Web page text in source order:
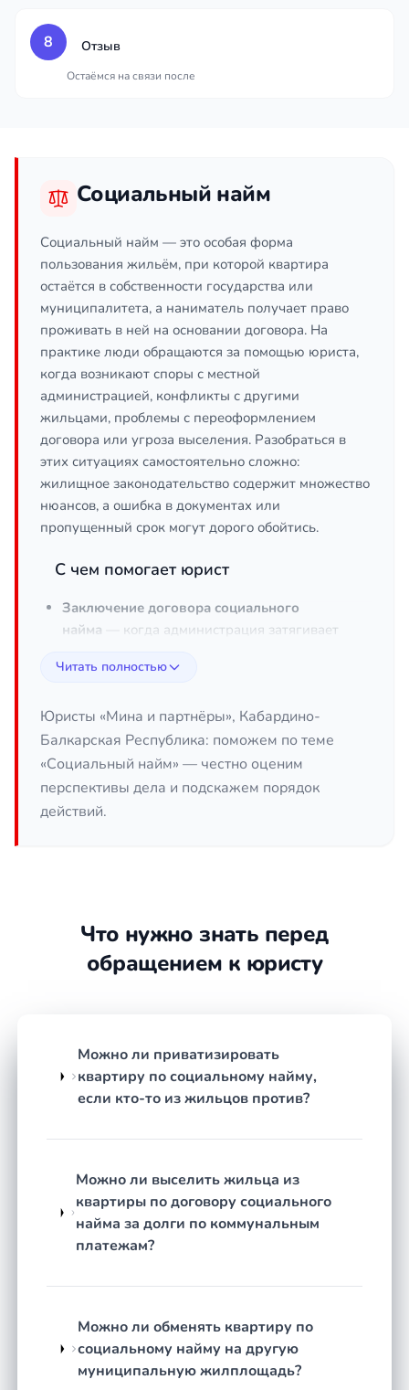
8 Отзыв
Остаёмся на связи после
Социальный найм
Социальный найм — это особая форма
пользования жильём, при которой квартира
остаётся в собственности государства или
муниципалитета, а наниматель получает право
проживать в ней на основании договора. На
практике люди обращаются за помощью юриста,
когда возникают споры с местной
администрацией, конфликты с другими
жильцами, проблемы с переоформлением
договора или угроза выселения. Разобраться в
этих ситуациях самостоятельно сложно:
жилищное законодательство содержит множество
нюансов, а ошибка в документах или
пропущенный срок могут дорого обойтись.
С чем помогает юрист
Заключение договора социального
найма — когда администрация затягивает
оснований.
социальному найму— если наниматель
умер, а члены его семьи хотят сохранить
право проживания и переоформить
договор на себя.
Расширение или изменение условий
когда орган власти или третьи лица
пытаются расторгнуть договор в обход
установленной процедуры.
суд.
Споры о постановке на учёт как
нуждающихся в жилье— если в очереди
Взыскание задолженности или защита от
её взыскания— в ситуациях, когда возник
долг по оплате жилья и коммунальных
услуг, и наймодатель инициирует
Оценка перспектив дела.
Юрист изучает
документы и фактические обстоятельства,
честно объясняет, какой результат реально
Читать полностью
Юристы «Мина и партнёры», Кабардино-
Балкарская Республика: поможем по теме
«Социальный найм» — честно оценим
перспективы дела и подскажем порядок
действий.
Что нужно знать перед
обращением к юристу
Можно ли приватизировать
квартиру по социальному найму,
если кто-то из жильцов против?
Можно ли выселить жильца из
квартиры по договору социального
найма за долги по коммунальным
платежам?
Можно ли обменять квартиру по
социальному найму на другую
муниципальную жилплощадь?